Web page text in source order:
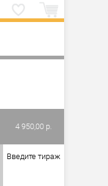
4 950,00 р.
Введите тираж